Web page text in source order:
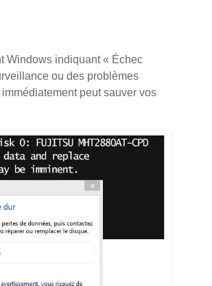
Windows indiquant « Échec
ou des problèmes
peut sauver vos